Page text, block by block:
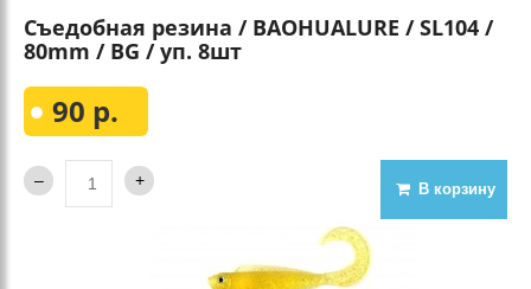
Съедобная резина / BAOHUALURE / SL104 /
80mm / BG / уп. 8шт
90 р.
В корзину